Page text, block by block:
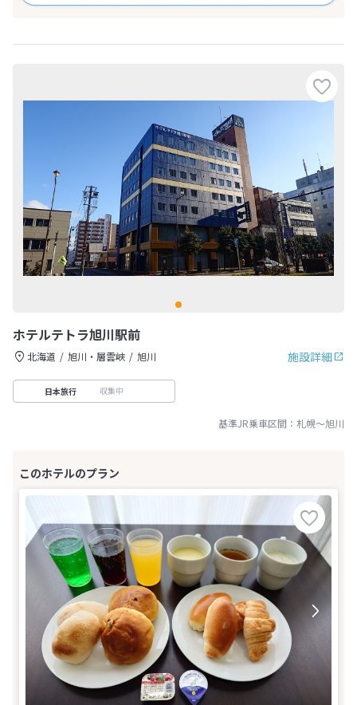
ホテルテトラ旭川駅前
施設詳細
北海道 旭川・層雲峡 旭川
日本旅行 収集中
基準JR乗車区間： 札幌～旭川